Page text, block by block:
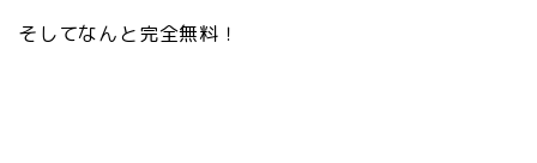
そしてなんと完全無料！